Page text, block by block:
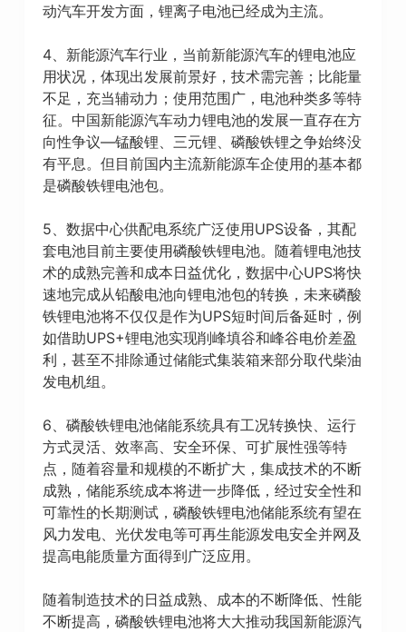
动汽车开发方面，锂离子电池已经成为主流。
4、新能源汽车行业，当前新能源汽车的锂电池应
用状况，体现出发展前景好，技术需完善；比能量
不足，充当辅动力；使用范围广，电池种类多等特
征。中国新能源汽车动力锂电池的发展一直存在方
向性争议—锰酸锂、三元锂、磷酸铁锂之争始终没
有平息。但目前国内主流新能源车企使用的基本都
是磷酸铁锂电池包。
5、数据中心供配电系统广泛使用UPS设备，其配
套电池目前主要使用磷酸铁锂电池。随着锂电池技
术的成熟完善和成本日益优化，数据中心UPS将快
速地完成从铅酸电池向锂电池包的转换，未来磷酸
铁锂电池将不仅仅是作为UPS短时间后备延时，例
如借助UPS+锂电池实现削峰填谷和峰谷电价差盈
利，甚至不排除通过储能式集装箱来部分取代柴油
发电机组。
6、磷酸铁锂电池储能系统具有工况转换快、运行
方式灵活、效率高、安全环保、可扩展性强等特
点，随着容量和规模的不断扩大，集成技术的不断
成熟，储能系统成本将进一步降低，经过安全性和
可靠性的长期测试，磷酸铁锂电池储能系统有望在
风力发电、光伏发电等可再生能源发电安全并网及
提高电能质量方面得到广泛应用。
随着制造技术的日益成熟、成本的不断降低、性能
不断提高，磷酸铁锂电池将大大推动我国新能源汽